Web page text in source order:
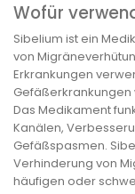
Wofür
Sibelium ist ein
von
Erkrankungen
Das Medikament
Kanälen,
Gefäßspasmen.
Verhinderung von
häufigen oder